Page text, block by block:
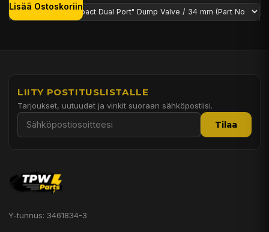
Lisää Ostoskoriin
LIITY POSTITUSLISTALLE
Tarjoukset, uutuudet ja vinkit suoraan sähköpostiisi.
Tilaa
Y-tunnus: 3461834-3